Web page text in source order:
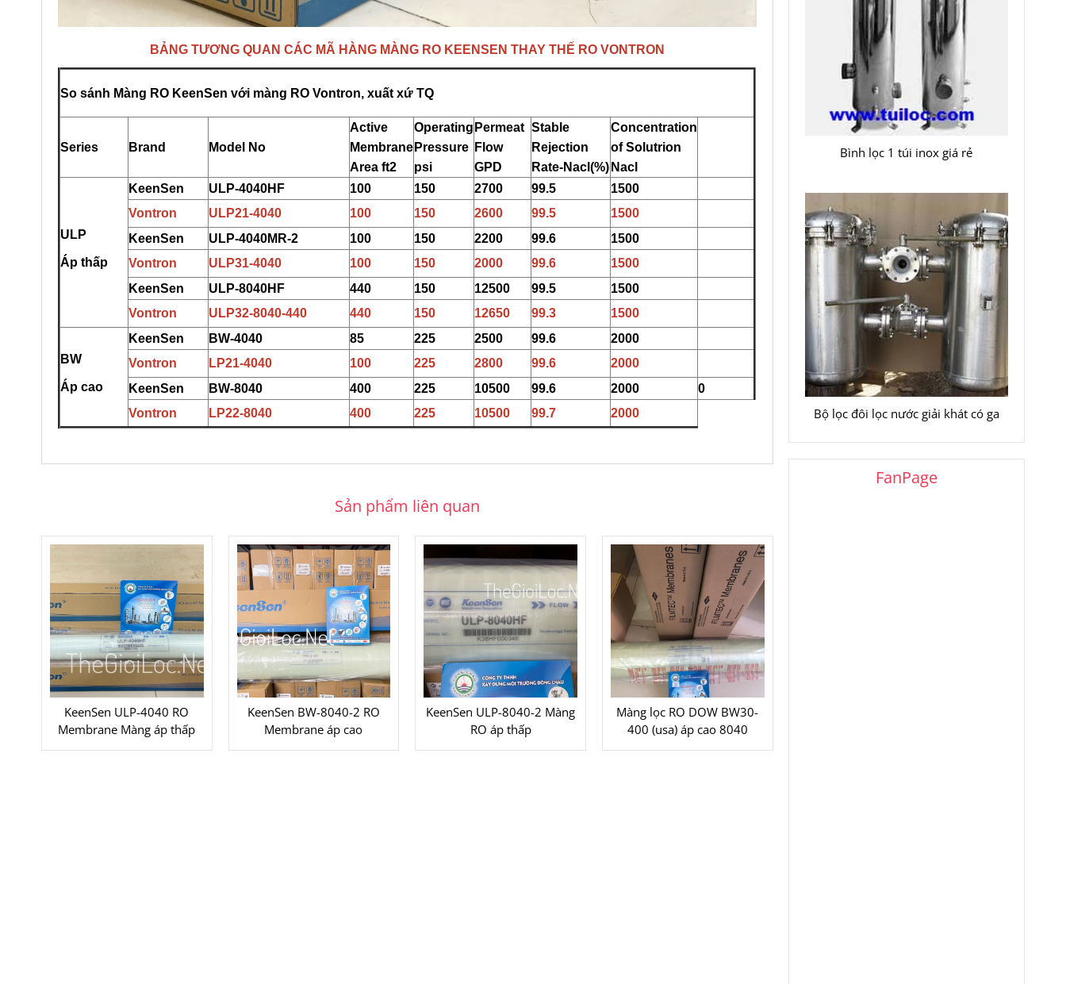
BẢNG TƯƠNG QUAN CÁC MÃ HÀNG MÀNG RO KE E NSEN THAY THẾ RO VONTRON
So sánh Màng RO KeenSen với màng RO Vontron, xuất xứ TQ
Series Brand Model No
Active
Membrane
Area ft2
Operating
Pressure
psi
Permeat
Flow
GPD
Stable
Rejection
Rate-Nacl(%)
Concentration
of Solutrion
Nacl
ULP
Áp thấp
KeenSen ULP-4040HF 100 150 2700 99.5
1500
Vontron
ULP21-4040 100 150 2600 99.5
1500
KeenSen
ULP-4040M R-2 100 150 2200 99.6
1500
Vontron
ULP31-4040 100 150 2000 99.6
1500
KeenSen
U LP-8040HF 440 150 12500 99.5
1500
Vontron
ULP32-8040-440 440 150 12650 99.3 1500
BW
Áp cao
KeenSen BW-4040 85 225 2500 99.6
2000
Vontron
LP21-4040 100 225 2800 99.6
2000
KeenSen
BW-8040 400 225 10500 99.6 2000
0
Vontron
LP22-8040 400 225 10500 99.7 2000
Sản phẩm liên quan
KeenSen ULP-4040 RO
Membrane Màng áp thấp
KeenSen BW-8040-2 RO
Membrane áp cao
KeenSen ULP-8040-2 Màng
RO áp thấp
Màng lọc RO DOW BW30-
400 (usa) áp cao 8040
Bình lọc 1 túi inox giá rẻ
Bộ lọc đôi lọc nước giải khát có ga
FanPage